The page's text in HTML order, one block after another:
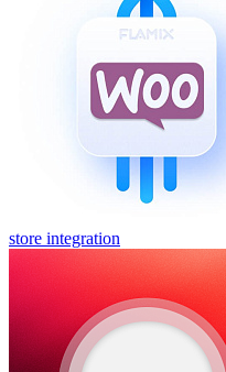
store integration